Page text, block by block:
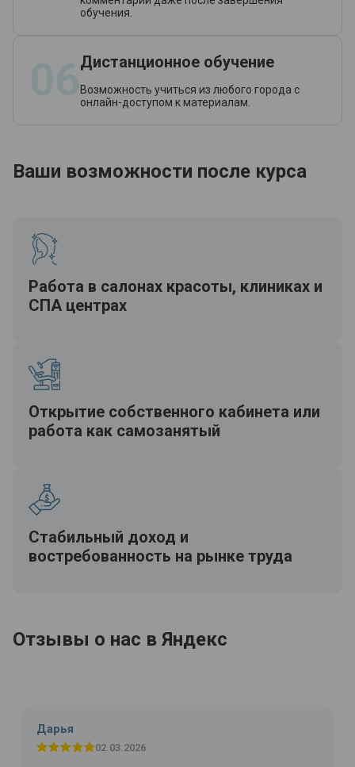
обучения.
Дистанционное обучение
Возможность учиться из любого города с
онлайн-доступом к материалам.
Ваши возможности после курса
Работа в салонах красоты, клиниках и
СПА центрах
Открытие собственного кабинета или
работа как самозанятый
Стабильный доход и
востребованность на рынке труда
Отзывы о нас в Яндекс
Дарья
02.03.2026